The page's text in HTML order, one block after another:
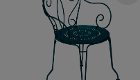
Hauteur
Profondeur
Marque